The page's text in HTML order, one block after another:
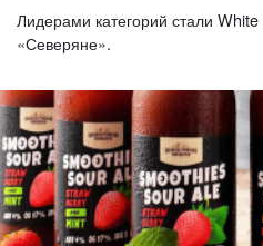
Лидерами категорий стали
«Северяне».